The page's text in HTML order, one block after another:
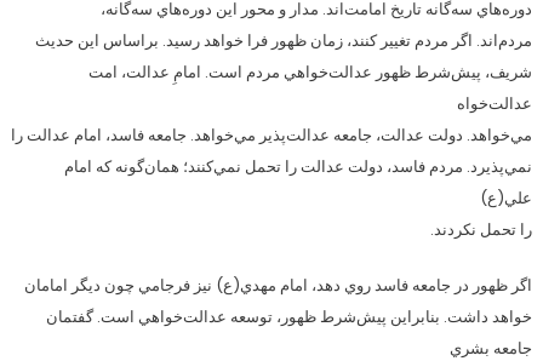
دوره‌هاي سه‌گانه تاريخ امامت‌اند. مدار و محور اين دوره‌هاي سه‌گانه،
مردم‌اند. اگر مردم تغيير كنند، زمان ظهور فرا خواهد رسيد. براساس اين حديث
شريف، پيش‌شرط ظهور عدالت‌خواهي مردم است. امامِ عدالت، امت
عدالت‌خواه
مي‌خواهد. دولت عدالت، جامعه عدالت‌پذير مي‌خواهد. جامعه فاسد، امام عدالت را
نمي‌پذيرد. مردم فاسد، دولت عدالت را تحمل نمي‌كنند؛ همان‌گونه كه امام
علي(ع)
را تحمل نكردند.
اگر ظهور در جامعه فاسد روي دهد، امام مهدي(ع) نيز فرجامي چون ديگر امامان
خواهد داشت. بنابراين پيش‌شرط ظهور، توسعه عدالت‌خواهي است. گفتمان
جامعه بشري